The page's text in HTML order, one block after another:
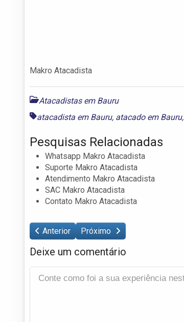
Makro Atacadista
Atacadistas em Bauru
atacadista em Bauru, atacado em Bauru,
Pesquisas Relacionadas
Whatsapp Makro Atacadista
Suporte Makro Atacadista
Atendimento Makro Atacadista
SAC Makro Atacadista
Contato Makro Atacadista
Anterior Próximo
Deixe um comentário